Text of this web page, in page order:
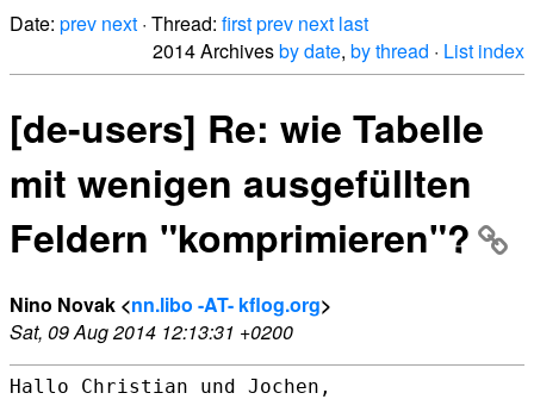
Date: prev next · Thread: firstprev next last
2014 Archivesby date, by thread · List index
[de-users] Re: wie Tabelle
mit wenigen ausgefüllten
Feldern "komprimieren"?
Nino Novak <nn.libo -AT- kflog.org>
Sat, 09 Aug 2014 12:13:31 +0200
Hallo Christian und Jochen,